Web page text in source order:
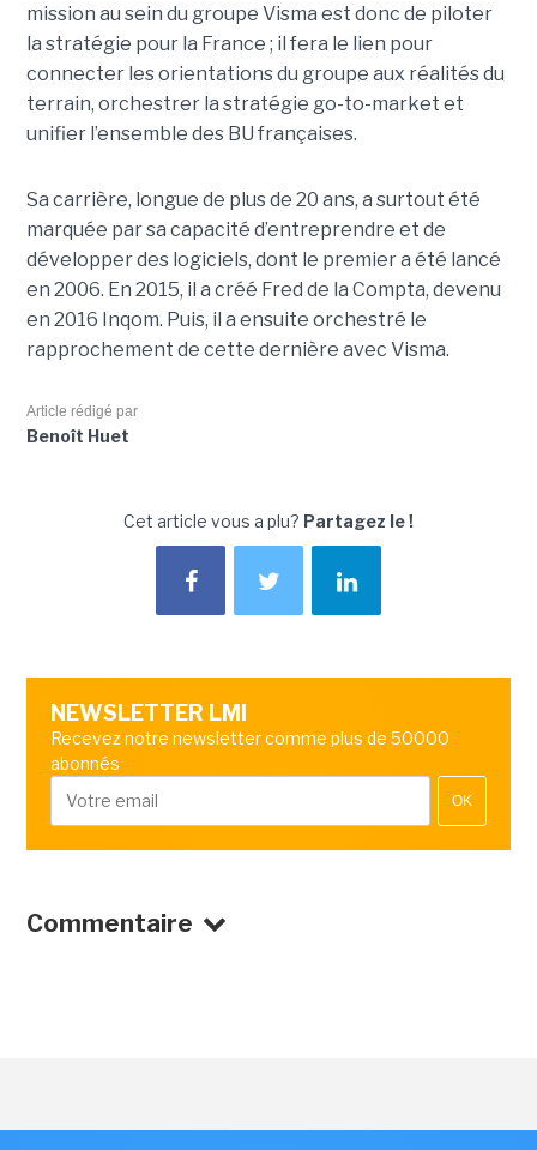
mission au sein du groupe Visma est donc de piloter
la stratégie pour la France ; il fera le lien pour
connecter les orientations du groupe aux réalités du
terrain, orchestrer la stratégie go-to-market et
unifier l’ensemble des BU françaises.
Sa carrière, longue de plus de 20 ans, a surtout été
marquée par sa capacité d’entreprendre et de
développer des logiciels, dont le premier a été lancé
en 2006. En 2015, il a créé Fred de la Compta, devenu
en 2016 Inqom. Puis, il a ensuite orchestré le
rapprochement de cette dernière avec Visma.
Article rédigé par
Benoît Huet
Cet article vous a plu? Partagez le !
NEWSLETTER LMI
Recevez notre newsletter comme plus de 50000
abonnés
OK
Commentaire